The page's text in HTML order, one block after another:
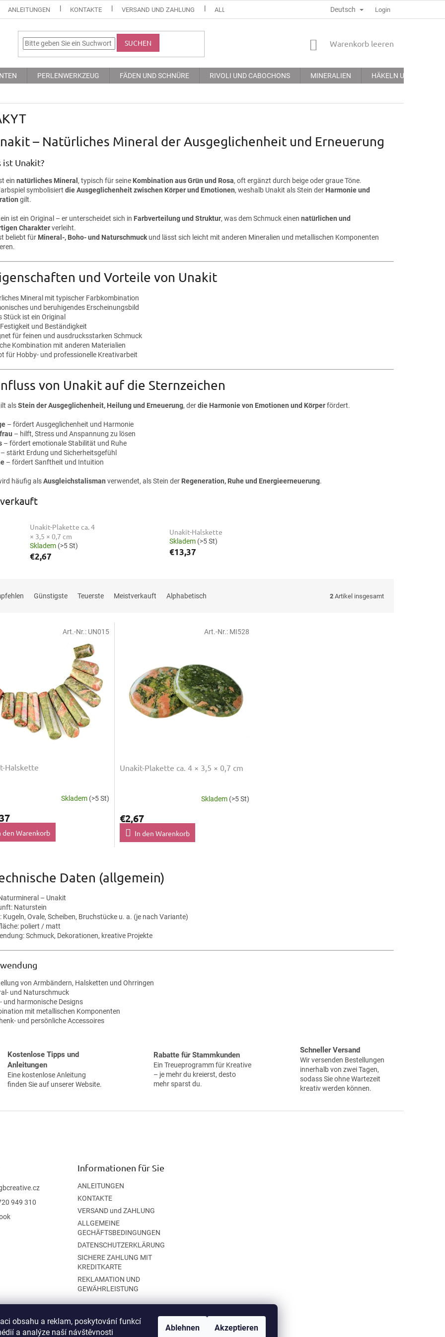
obsahu a reklam, poskytování funkcí
a analýze naší návštěvnosti
Ablehnen Akzeptieren
ANLEITUNGEN KONTAKTE VERSAND UND ZAHLUNG ALLGEMEINE GECHÄFTSBEDINGUNGEN DATENSCHUTZERKLÄRUNG
Deutsch Login
SUCHEN WARENKORB
Warenkorb leeren
PERLENWERKZEUG FÄDEN UND SCHNÜRE RIVOLI UND CABOCHONS MINERALIEN HÄKELN UND STICKEN
– Natürliches Mineral der Ausgeglichenheit und Erneuerung
ist Unakit?
ein natürliches Mineral , typisch für seine Kombination aus Grün und Rosa, oft ergänzt durch beige oder graue Töne.
symbolisiert die Ausgeglichenheit zwischen Körper und Emotionen, weshalb Unakit als Stein der Harmonie und
gilt.
ist ein Original – er unterscheidet sich in Farbverteilung und Struktur, was dem Schmuck einen natürlichen und
Charakterverleiht.
beliebt für Mineral-, Boho- und Naturschmuck und lässt sich leicht mit anderen Mineralien und metallischen Komponenten
und Vorteile von Unakit
Mineral mit typischer Farbkombination
und beruhigendes Erscheinungsbild
Stück ist ein Original
und Beständigkeit
für feinen und ausdrucksstarken Schmuck
Kombination mit anderen Materialien
für Hobby- und professionelle Kreativarbeit
von Unakit auf die Sternzeichen
alsStein der Ausgeglichenheit, Heilung und Erneuerung, derdie Harmonie von Emotionen und Körperfördert.
– fördert Ausgeglichenheit und Harmonie
– hilft, Stress und Anspannung zu lösen
– fördert emotionale Stabilität und Ruhe
– stärkt Erdung und Sicherheitsgefühl
– fördert Sanftheit und Intuition
häufig alsAusgleichstalisman verwendet, als Stein der Regeneration, Ruhe und Energieerneuerung.
Unakit-Plakette ca. 4
× 3,5 × 0,7 cm
Skladem (>5 St)
€2,67
Unakit-Halskette
Skladem (>5 St)
€13,37
Günstigste Teuerste Meistverkauft Alphabetisch 2 Artikel insgesamt
Halskette
Skladem (>5 St)
den Warenkorb
Art.-Nr.: UN015
Unakit-Plakette ca. 4 × 3,5 × 0,7 cm
Skladem (>5 St)
€2,67
In den Warenkorb
Art.-Nr.: MI528
e
t
e
Daten (allgemein)
– Unakit
Naturstein
Kugeln, Ovale, Scheiben, Bruchstücke u. a. (je nach Variante)
poliert / matt
Schmuck, Dekorationen, kreative Projekte
von Armbändern, Halsketten und Ohrringen
und Naturschmuck
und harmonische Designs
mit metallischen Komponenten
und persönliche Accessoires
Kostenlose Tipps und
Anleitungen
Eine kostenlose Anleitung
finden Sie auf unserer Website.
Rabatte für Stammkunden
Ein Treueprogramm für Kreative
– je mehr du kreierst, desto
mehr sparst du.
Schneller Versand
Wir versenden Bestellungen
innerhalb von zwei Tagen,
sodass Sie ohne Wartezeit
kreativ werden können.
949 310
Informationen für Sie
ANLEITUNGEN
KONTAKTE
VERSAND und ZAHLUNG
ALLGEMEINE
GECHÄFTSBEDINGUNGEN
DATENSCHUTZERKLÄRUNG
SICHERE ZAHLUNG MIT
KREDITKARTE
REKLAMATION UND
GEWÄHRLEISTUNG